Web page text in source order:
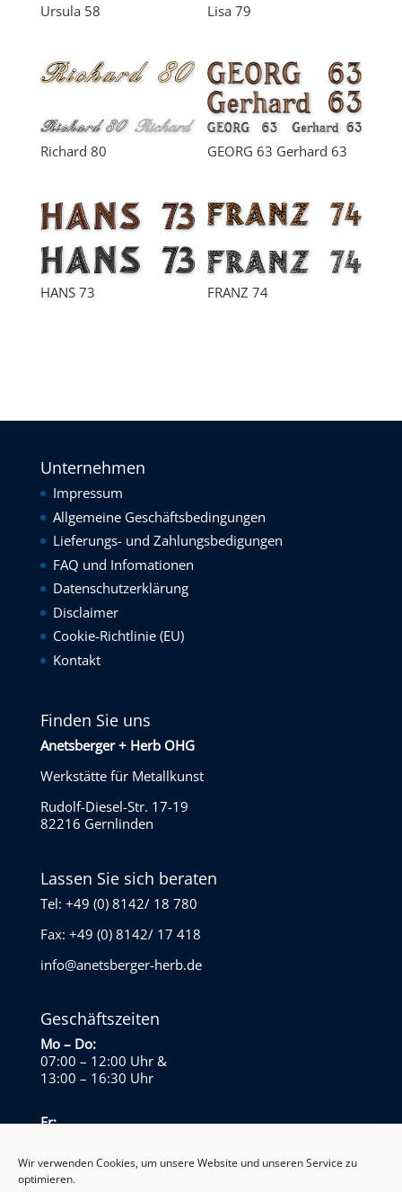
Wir verwenden Cookies, um unsere Website und unseren Service zu
optimieren.
Ursula 58 Lisa 79
Richard 80 GEORG 63 Gerhard 63
HANS 73 FRANZ 74
Unternehmen
Impressum
Allgemeine Geschäftsbedingungen
Lieferungs- und Zahlungsbedigungen
FAQ und Infomationen
Datenschutzerklärung
Disclaimer
Cookie-Richtlinie (EU)
Kontakt
Finden Sie uns
Anetsberger + Herb OHG
Werkstätte für Metallkunst
Rudolf-Diesel-Str. 17-19
82216 Gernlinden
Lassen Sie sich beraten
Tel: +49 (0) 8142/ 18 780
Fax: +49 (0) 8142/ 17 418
info@anetsberger-herb.de
Geschäftszeiten
Mo – Do:
07:00 – 12:00 Uhr&
13:00 – 16:30 Uhr
Fr:
Sa – So: